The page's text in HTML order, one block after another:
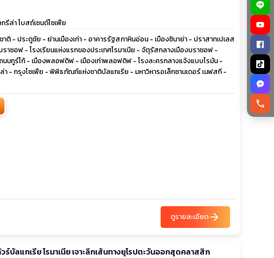
รีล่า โบสถ์เซนต์โซเฟีย
ติ - ประตูชัย - ย่านเมืองเก่า - อาคารรัฐสภาหินอ่อน - เมืองซินาย่า - ปราสาทเปเลส
าซอฟ - โรงเรียนแห่งแรกของประเทศโรมาเนีย - จัตุรัสกลางเมืองบราซอฟ -
ถนนกูร์โก้ - เมืองพลอฟดิฟ - เมืองเก่าพลอฟดิฟ - โรงละครกลางแจ้งแบบโรมัน -
า - กรุงโซเฟีย - พิพิธภัณฑ์แห่งชาติบัลแกเรีย - มหาวิหารอเล็กซานเดอร์ เนฟสกี -
ดูรายละเอียดarrow_forward
ร์บัลแกเรีย โรมาเนีย เจาะลึกเส้นทางยุโรปตะวันออกสุดคลาสสิก
call